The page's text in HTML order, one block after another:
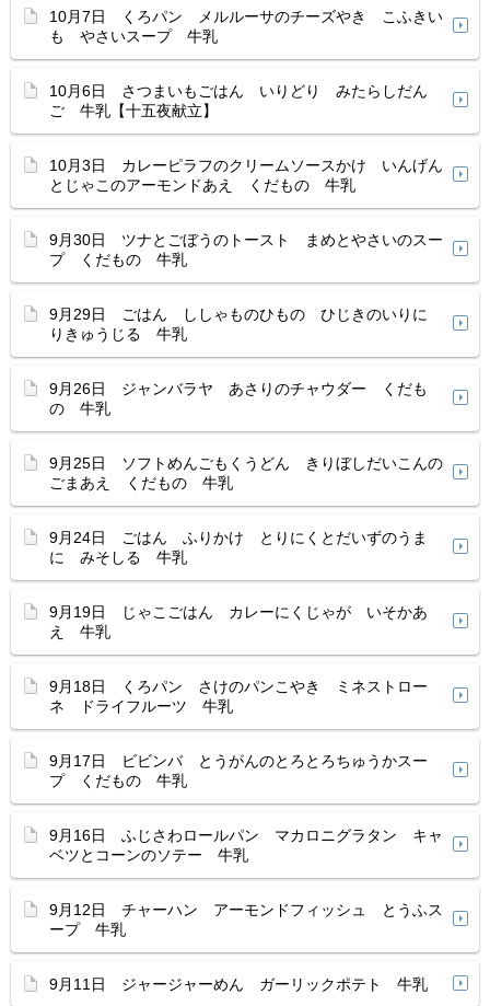
10月7日 くろパン メルルーサのチーズやき こふきい
も やさいスープ 牛乳
10月6日 さつまいもごはん いりどり みたらしだん
ご 牛乳【十五夜献立】
10月3日 カレーピラフのクリームソースかけ いんげん
とじゃこのアーモンドあえ くだもの 牛乳
9月30日 ツナとごぼうのトースト まめとやさいのスー
プ くだもの 牛乳
9月29日 ごはん ししゃものひもの ひじきのいりに
りきゅうじる 牛乳
9月26日 ジャンバラヤ あさりのチャウダー くだも
の 牛乳
9月25日 ソフトめんごもくうどん きりぼしだいこんの
ごまあえ くだもの 牛乳
9月24日 ごはん ふりかけ とりにくとだいずのうま
に みそしる 牛乳
9月19日 じゃこごはん カレーにくじゃが いそかあ
え 牛乳
9月18日 くろパン さけのパンこやき ミネストロー
ネ ドライフルーツ 牛乳
9月17日 ビビンバ とうがんのとろとろちゅうかスー
プ くだもの 牛乳
9月16日 ふじさわロールパン マカロニグラタン キャ
ベツとコーンのソテー 牛乳
9月12日 チャーハン アーモンドフィッシュ とうふス
ープ 牛乳
9月11日 ジャージャーめん ガーリックポテト 牛乳